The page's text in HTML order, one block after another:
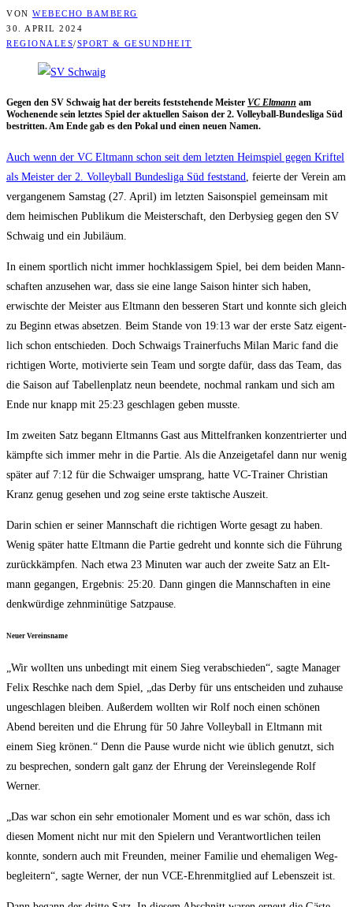
VON WEBECHO BAMBERG
30. APRIL 2024
REGIONALES/SPORT & GESUNDHEIT
Gegen den SV Schwaig hat der bereits fest­ste­hen­de Meis­ter VC Elt­mann am
Wochen­en­de sein letz­tes Spiel der aktu­el­len Sai­son der 2. Vol­ley­ball-Bun­des­li­ga Süd
bestrit­ten. Am Ende gab es den Pokal und einen neu­en Namen.
Auch wenn der VC Elt­mann schon seit dem letz­ten Heim­spiel gegen Krif­tel
als Meis­ter der 2. Vol­ley­ball Bun­des­li­ga Süd fest­stand, fei­er­te der Ver­ein am
ver­gan­ge­nem Sams­tag (27. April) im letz­ten Sai­son­spiel gemein­sam mit
dem hei­mi­schen Publi­kum die Meis­ter­schaft, den Der­by­sieg gegen den SV
Schwaig und ein Jubiläum.
In einem sport­lich nicht immer hoch­klas­si­gem Spiel, bei dem bei­den Mann­
schaf­ten anzu­se­hen war, dass sie eine lan­ge Sai­son hin­ter sich haben,
erwisch­te der Meis­ter aus Elt­mann den bes­se­ren Start und konn­te sich gleich
zu Beginn etwas abset­zen. Beim Stan­de von 19:13 war der ers­te Satz eigent­
lich schon ent­schie­den. Doch Schwaigs Trai­ner­fuchs Milan Maric fand die
rich­ti­gen Wor­te, moti­vier­te sein Team und sorg­te dafür, dass das Team, das
die Sai­son auf Tabel­len­platz neun been­de­te, noch­mal ran­kam und sich am
Ende nur knapp mit 25:23 geschla­gen geben musste.
Im zwei­ten Satz begann Elt­manns Gast aus Mit­tel­fran­ken kon­zen­trier­ter und
kämpf­te sich immer mehr in die Par­tie. Als die Anzei­ge­ta­fel dann nur wenig
spä­ter auf 7:12 für die Schwai­ger umsprang, hat­te VC-Trai­ner Chris­ti­an
Kranz genug gese­hen und zog sei­ne ers­te tak­ti­sche Auszeit.
Dar­in schien er sei­ner Mann­schaft die rich­ti­gen Wor­te gesagt zu haben.
Wenig spä­ter hat­te Elt­mann die Par­tie gedreht und konn­te sich die Füh­rung
zurück­kämp­fen. Nach etwa 23 Minu­ten war auch der zwei­te Satz an Elt­
mann gegan­gen, Ergeb­nis: 25:20. Dann gin­gen die Mann­schaf­ten in eine
denk­wür­di­ge zehn­mi­nü­ti­ge Satzpause.
Neu­er Vereinsname
„Wir woll­ten uns unbe­dingt mit einem Sieg ver­ab­schie­den“, sag­te Mana­ger
Felix Resch­ke nach dem Spiel, „das Der­by für uns ent­schei­den und zuhau­se
unge­schla­gen blei­ben. Außer­dem woll­ten wir Rolf noch einen schö­nen
Abend berei­ten und die Ehrung für 50 Jah­re Vol­ley­ball in Elt­mann mit
einem Sieg krö­nen.“ Denn die Pau­se wur­de nicht wie üblich genutzt, sich
zu bespre­chen, son­dern galt ganz der Ehrung der Ver­eins­le­gen­de Rolf
Werner.
„Das war schon ein sehr emo­tio­na­ler Moment und es war schön, dass ich
die­sen Moment nicht nur mit den Spie­lern und Ver­ant­wort­li­chen tei­len
konn­te, son­dern auch mit Freun­den, mei­ner Fami­lie und ehe­ma­li­gen Weg­
be­glei­tern“, sag­te Wer­ner, der nun VCE-Ehren­mit­glied auf Lebens­zeit ist.